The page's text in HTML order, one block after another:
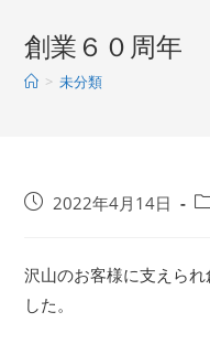
創業６０周年
> 未分類
投
開
日:
2022年4月14日
投
テ
沢山のお客様に支えら
した。